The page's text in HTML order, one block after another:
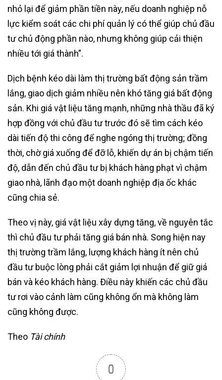
nhỏ lại để giảm phần tiền này, nếu doanh nghiệp nỗ
lực kiểm soát các chi phí quản lý có thể giúp chủ đầu
tư chủ động phần nào, nhưng không giúp cải thiện
nhiều tới giá thành”.
Dịch bệnh kéo dài làm thị trường bất động sản trầm
lắng, giao dịch giảm nhiều nên khó tăng giá bất động
sản. Khi giá vật liệu tăng mạnh, những nhà thầu đã ký
hợp đồng với chủ đầu tư trước đó sẽ tìm cách kéo
dài tiến độ thi công để nghe ngóng thị trường; đồng
thời, chờ giá xuống để đỡ lỗ, khiến dự án bị chậm tiến
độ, dẫn đến chủ đầu tư bị khách hàng phạt vì chậm
giao nhà, lãnh đạo một doanh nghiệp địa ốc khác
cũng chia sẻ.
Theo vị này, giá vật liệu xây dựng tăng, về nguyên tắc
thì chủ đầu tư phải tăng giá bán nhà. Song hiện nay
thị trường trầm lắng, lượng khách hàng ít nên chủ
đầu tư buộc lòng phải cắt giảm lợi nhuận để giữ giá
bán và kéo khách hàng. Điều này khiến các chủ đầu
tư rơi vào cảnh làm cũng không ổn mà không làm
cũng không được.
Theo Tài chính
0